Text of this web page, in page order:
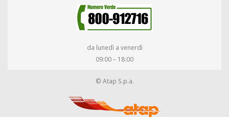
da lunedì a venerdì
09:00 – 18:00
© Atap S.p.a.